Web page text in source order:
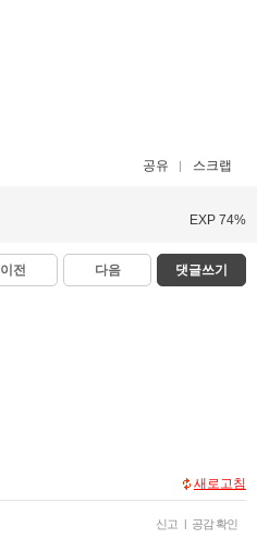
공유 스크랩
EXP 74%
이전 다음 댓글쓰기
새로고침
신고 | 공감 확인